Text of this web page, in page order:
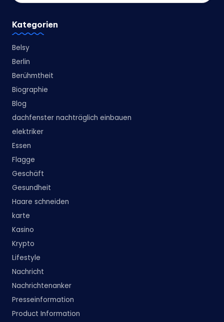
Kategorien
Belsy
Berlin
Berühmtheit
Biographie
Blog
dachfenster nachträglich einbauen
elektriker
Essen
Flagge
Geschäft
Gesundheit
Haare schneiden
karte
Kasino
Krypto
Lifestyle
Nachricht
Nachrichtenanker
Presseinformation
Product Information